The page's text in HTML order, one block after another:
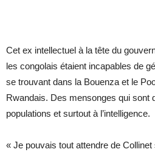
Cet ex intellectuel à la tête du
les congolais étaient incapables de
se trouvant dans la Bouenza et le
Rwandais. Des mensonges qui sont
populations et surtout à l’intelligence.
« Je pouvais tout attendre de Collinet